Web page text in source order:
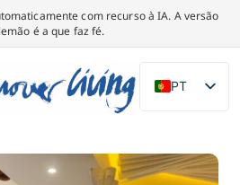
com recurso à IA. A versão
é a que faz fé.
PT
DE
NL